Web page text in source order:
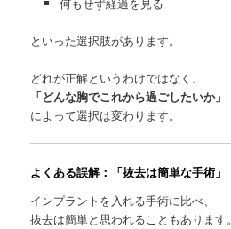
といった選択肢があります。
どれが正解というわけではなく、
「どんな胸でこれから過ごしたいか」
によって選択は変わります。
よくある誤解：「抜去は簡単な手術」
インプラントを入れる手術に比べ、
抜去は簡単と思われることもあります。